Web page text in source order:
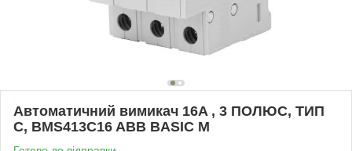
Автоматичний вимикач 16A , 3 ПОЛЮС, ТИП
C, BMS413C16 ABB BASIC M